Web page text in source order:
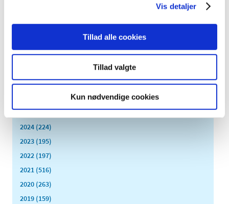
Vis detaljer
Tillad alle cookies
Tillad valgte
Kun nødvendige cookies
TID
2025 (158)
2024 (224)
2023 (195)
2022 (197)
2021 (516)
2020 (263)
2019 (159)